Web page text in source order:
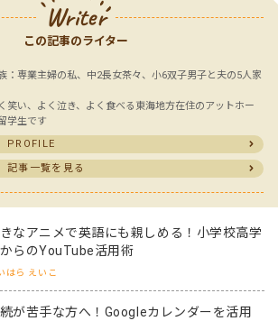
Writer
この記事のライター
：専業主婦の私、中2長女茶々、小6双子男子と夫の5人家
笑い、よく泣き、よく食べる東海地方在住のアットホー
学生です
PROFILE
記事一覧を見る
なアニメで英語にも親しめる！小学校高学
らのYouTube活用術
はら えいこ
が苦手な方へ！Googleカレンダーを活用